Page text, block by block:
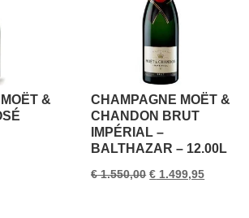
&
CHAMPAGNE MOËT &
CHANDON BRUT
IMPÉRIAL –
BALTHAZAR – 12.00L
€1.550,00 Oorspronkelijke
€ 1.499,95Huidige